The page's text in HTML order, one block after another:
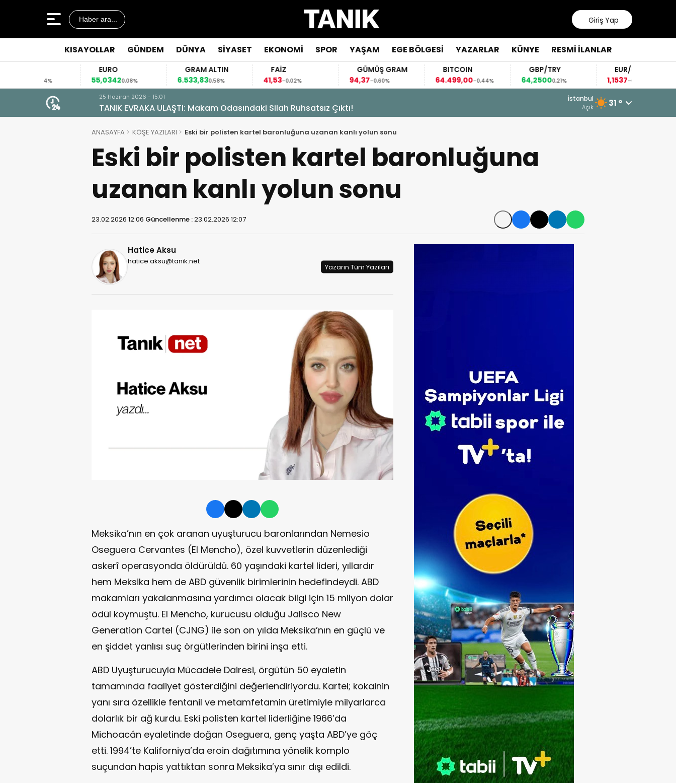
Haber ara... Giriş Yap
KISAYOLLAR GÜNDEM DÜNYA SİYASET EKONOMİ SPOR YAŞAM EGE BÖLGESİ YAZARLAR KÜNYE RESMİ İLANLAR
0,08%
GRAM ALTIN
0,58% -0,02%
GÜMÜŞ GRAM
-0,60%
64.499,00-0,44%
64,2500
0,21% -0,14%
25 Haziran 2026 - 15:01
TANIK EVRAKA ULAŞTI: Makam Odasındaki Silah Ruhsatsız Çıktı!
İstanbul
Açık 31 °
ANASAYFA KÖŞE YAZILARI Eski bir polisten kartel baronluğuna uzanan kanlı yolun sonu
Eski bir polisten kartel baronluğuna
uzanan kanlı yolun sonu
23.02.2026 12:06 Güncellenme :23.02.2026 12:07
Hatice Aksu
hatice.aksu@tanik.net
Yazarın Tüm Yazıları
Meksika’nın en çok aranan uyuşturucu baronlarından Nemesio
Oseguera Cervantes (El Mencho), özel kuvvetlerin düzenlediği
askerî operasyonda öldürüldü. 60 yaşındaki kartel lideri, yıllardır
hem Meksika hem de ABD güvenlik birimlerinin hedefindeydi. ABD
makamları yakalanmasına yardımcı olacak bilgi için 15 milyon dolar
ödül koymuştu. El Mencho, kurucusu olduğu Jalisco New
Generation Cartel (CJNG) ile son on yılda Meksika’nın en güçlü ve
en şiddet yanlısı suç örgütlerinden birini inşa etti.
ABD Uyuşturucuyla Mücadele Dairesi, örgütün 50 eyaletin
tamamında faaliyet gösterdiğini değerlendiriyordu. Kartel; kokainin
yanı sıra özellikle fentanil ve metamfetamin üretimiyle milyarlarca
dolarlık bir ağ kurdu. Eski polisten kartel liderliğine 1966’da
Michoacán eyaletinde doğan Oseguera, genç yaşta ABD’ye göç
etti. 1994’te Kaliforniya’da eroin dağıtımına yönelik komplo
suçundan hapis yattıktan sonra Meksika’ya sınır dışı edildi.